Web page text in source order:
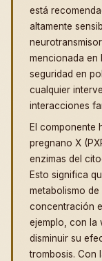
está
altamente
mencionada en
seguridad en
cualquier
interacciones
El componente
pregnano X
enzimas del
Esto significa
metabolismo
concentración
ejemplo, con la
disminuir su
trombosis. Con